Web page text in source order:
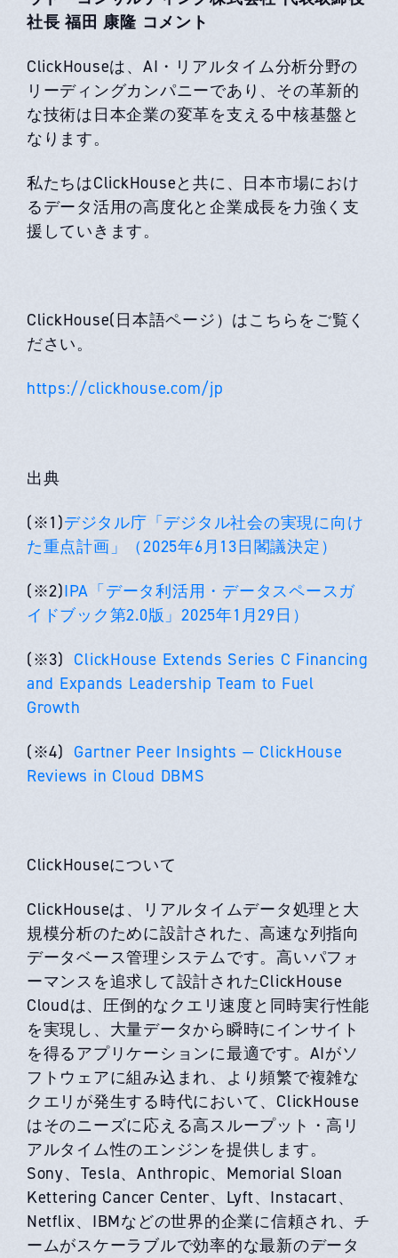
社長 福田 康隆 コメント
ClickHouseは、AI・リアルタイム分析分野の
リーディングカンパニーであり、その革新的
な技術は日本企業の変革を支える中核基盤と
なります。
私たちはClickHouseと共に、日本市場におけ
るデータ活用の高度化と企業成長を力強く支
援していきます。
ClickHouse(日本語ページ）はこちらをご覧く
ださい。
https://clickhouse.com/jp
出典
(※1)デジタル庁「デジタル社会の実現に向け
た重点計画」（2025年6月13日閣議決定）
(※2)IPA「データ利活用・データスペースガ
イドブック第2.0版」2025年1月29日）
(※3)
ClickHouse Extends Series C Financing
and Expands Leadership Team to Fuel
Growth
(※4)
Gartner Peer Insights — ClickHouse
Reviews in Cloud DBMS
ClickHouseについて
ClickHouseは、リアルタイムデータ処理と大
規模分析のために設計された、高速な列指向
データベース管理システムです。高いパフォ
ーマンスを追求して設計されたClickHouse
Cloudは、圧倒的なクエリ速度と同時実行性能
を実現し、大量データから瞬時にインサイト
を得るアプリケーションに最適です。AIがソ
フトウェアに組み込まれ、より頻繁で複雑な
クエリが発生する時代において、ClickHouse
はそのニーズに応える高スループット・高リ
アルタイム性のエンジンを提供します。
Sony、Tesla、Anthropic、Memorial Sloan
Kettering Cancer Center、Lyft、Instacart、​​
Netflix、IBM​​などの世界的企業に信頼され、チ
ームがスケーラブルで効率的な最新のデータ